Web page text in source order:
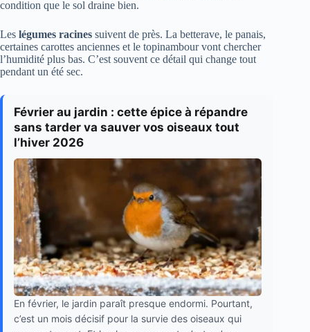
condition que le sol draine bien.
Les légumes racines suivent de près. La betterave, le panais,
certaines carottes anciennes et le topinambour vont chercher
l’humidité plus bas. C’est souvent ce détail qui change tout
pendant un été sec.
Février au jardin : cette épice à répandre
sans tarder va sauver vos oiseaux tout
l’hiver 2026
En février, le jardin paraît presque endormi. Pourtant,
c’est un mois décisif pour la survie des oiseaux qui